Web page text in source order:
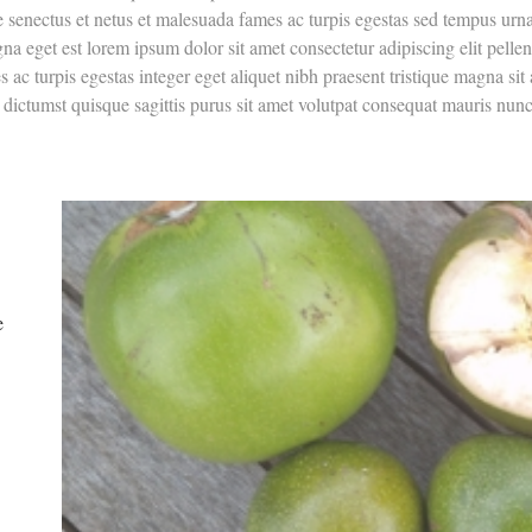
et netus et malesuada fames ac turpis egestas sed tempus
eget est lorem ipsum dolor sit amet consectetur adipiscing elit
ac turpis egestas integer eget aliquet nibh praesent tristique magna
quisque sagittis purus sit amet volutpat consequat mauris